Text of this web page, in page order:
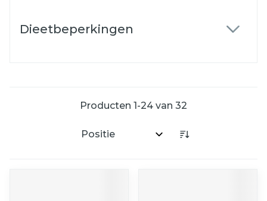
Dieetbeperkingen
Producten 1-24 van 32
Sorteer op: